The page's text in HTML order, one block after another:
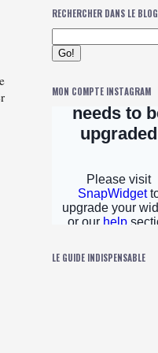
RECHERCHER DANS LE BLOG
MON COMPTE INSTAGRAM
LE GUIDE INDISPENSABLE